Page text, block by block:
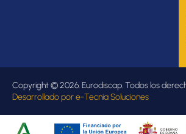
Copyright © 2026. Eurodiscap. Todos los
Desarrollado pore-Tecnia Soluciones